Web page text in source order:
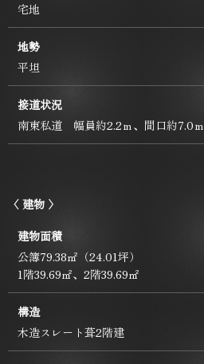
宅地
地勢
平坦
接道状況
南東私道 幅員約2.2ｍ、間口約7.0ｍ
〈 建物 〉
建物面積
公簿79.38㎡（24.01坪）
1階39.69㎡、2階39.69㎡
構造
木造スレート葺2階建